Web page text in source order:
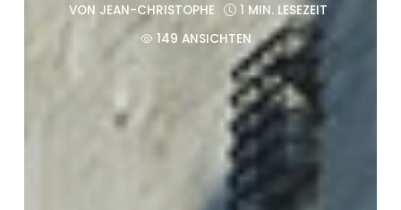
VON JEAN-CHRISTOPHE
1 MIN. LESEZEIT
149 ANSICHTEN